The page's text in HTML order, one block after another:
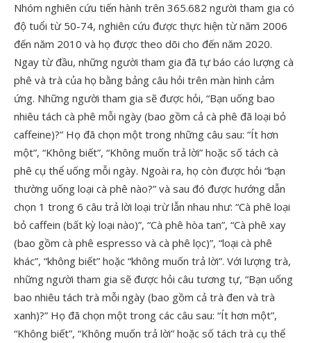
Nhóm nghiên cứu tiến hành trên 365.682 người tham gia có
độ tuổi từ 50-74, nghiên cứu được thực hiện từ năm 2006
đến năm 2010 và họ được theo dõi cho đến năm 2020.
Ngay từ đầu, những người tham gia đã tự báo cáo lượng cà
phê và trà của họ bằng bảng câu hỏi trên màn hình cảm
ứng. Những người tham gia sẽ được hỏi, “Bạn uống bao
nhiêu tách cà phê mỗi ngày (bao gồm cả cà phê đã loại bỏ
caffeine)?” Họ đã chọn một trong những câu sau: “Ít hơn
một”, “Không biết”, “Không muốn trả lời” hoặc số tách cà
phê cụ thể uống mỗi ngày. Ngoài ra, họ còn được hỏi “bạn
thường uống loại cà phê nào?” và sau đó được hướng dẫn
chọn 1 trong 6 câu trả lời loại trừ lẫn nhau như: “Cà phê loại
bỏ caffein (bất kỳ loại nào)”, “Cà phê hòa tan”, “Cà phê xay
(bao gồm cà phê espresso và cà phê lọc)”, “loại cà phê
khác”, “không biết” hoặc “không muốn trả lời”. Với lượng trà,
những người tham gia sẽ được hỏi câu tương tự, “Bạn uống
bao nhiêu tách trà mỗi ngày (bao gồm cả trà đen và trà
xanh)?” Họ đã chọn một trong các câu sau: “Ít hơn một”,
“Không biết”, “Không muốn trả lời” hoặc số tách trà cụ thể